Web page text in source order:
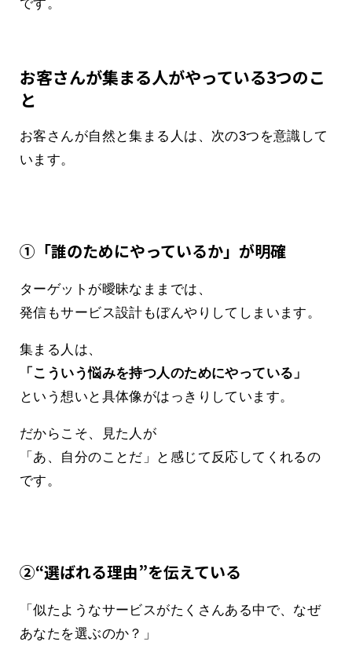
です。
お客さんが集まる人がやっている3つのこ
と
お客さんが自然と集まる人は、次の3つを意識して
います。
①「誰のためにやっているか」が明確
ターゲットが曖昧なままでは、
発信もサービス設計もぼんやりしてしまいます。
集まる人は、
「こういう悩みを持つ人のためにやっている」
という想いと具体像がはっきりしています。
だからこそ、見た人が
「あ、自分のことだ」と感じて反応してくれるの
です。
②“選ばれる理由”を伝えている
「似たようなサービスがたくさんある中で、なぜ
あなたを選ぶのか？」